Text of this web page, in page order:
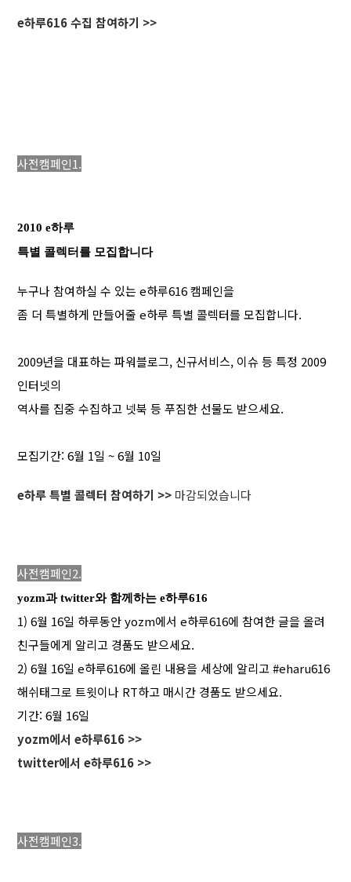
e하루616 수집 참여하기 >>
사전캠페인1.
2010 e하루
특별 콜렉터를 모집합니다
누구나 참여하실 수 있는 e하루616 캠페인을
좀 더 특별하게 만들어줄 e하루 특별 콜렉터를 모집합니다.
2009년을 대표하는 파워블로그, 신규서비스, 이슈 등 특정 2009
인터넷의
역사를 집중 수집하고 넷북 등 푸짐한 선물도 받으세요.
모집기간: 6월 1일 ~ 6월 10일
e하루 특별 콜렉터 참여하기 >> 마감되었습니다
사전캠페인2.
yozm과 twitter와 함께하는 e하루616
1) 6월 16일 하루동안 yozm에서 e하루616에 참여한 글을 올려
친구들에게 알리고 경품도 받으세요.
2) 6월 16일 e하루616에 올린 내용을 세상에 알리고 #eharu616
해쉬태그로 트윗이나 RT하고 매시간 경품도 받으세요.
기간: 6월 16일
yozm에서 e하루616 >>
twitter에서 e하루616 >>
사전캠페인3.